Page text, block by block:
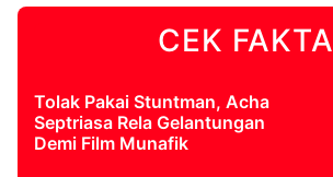
CEK FAKTA
Tolak Pakai Stuntman, Acha
Septriasa Rela Gelantungan
Demi Film Munafik